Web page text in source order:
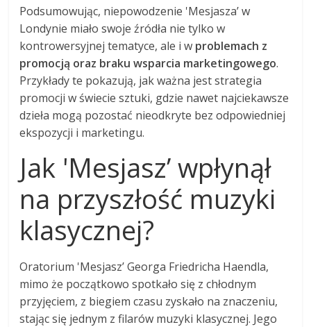
Podsumowując, niepowodzenie 'Mesjasza’ w
Londynie miało swoje źródła nie tylko w
kontrowersyjnej tematyce, ale i w problemach z
promocją oraz braku wsparcia marketingowego.
Przykłady te pokazują, jak ważna jest strategia
promocji w świecie sztuki, gdzie nawet najciekawsze
dzieła mogą pozostać nieodkryte bez odpowiedniej
ekspozycji i marketingu.
Jak 'Mesjasz’ wpłynął
na przyszłość muzyki
klasycznej?
Oratorium 'Mesjasz’ Georga Friedricha Haendla,
mimo że początkowo spotkało się z chłodnym
przyjęciem, z biegiem czasu zyskało na znaczeniu,
stając się jednym z filarów muzyki klasycznej. Jego